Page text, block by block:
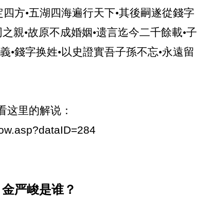
方•五湖四海遍行天下•其後嗣遂從錢字
親•故原不成婚姻•遗言迄今二千餘載•子
•錢字换姓•以史證實吾子孫不忘•永遠留
这里的解说：
严峻是谁？